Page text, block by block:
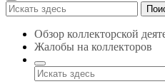
Поиск
для:
Обзор коллекторской
Жалобы на коллекторов